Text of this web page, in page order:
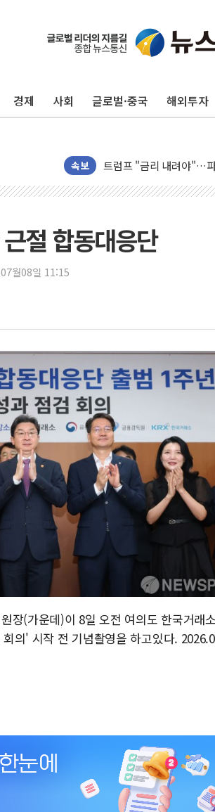
경제 사회 글로벌·중국 해외투자
속보
보훈부, 미 DPAA와
특정 정치인 측근 포항시
李 "해남 태양광, 대한민
트럼프, 中 겨냥 폴리실
[사진] 빈살만과 에르도안
남동발전, 해남군에 국
[인도증시] 중동 불안 속
황희 '폐버스 청년주택'
폭염 누그러지고 가뭄 숙
사우디·튀르키예·파키
신길동 신축도 3.3㎡당
용산공원·그린벨트로 또
[AI 부동산 투데이] 특공
[코인시황] 비트코인 6만
[베트남 증시] 유동성 부
'찜통더위'에 전력수요
후티 반군, 예멘 정부군
절 합동대응단
월08일 11:15
장(가운데)이 8일 오전 여의도 한국거래
의' 시작 전 기념촬영을 하고있다.